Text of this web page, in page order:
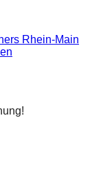
Rhein-Main